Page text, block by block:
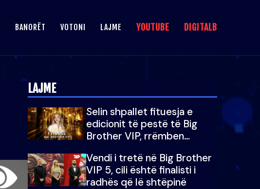
BANORËT VOTONI LAJME YOUTUBE DIGITALB
LAJME
Selin shpallet fituesja e
edicionit të pestë të Big
Brother VIP, rrëmben
mijë eurosh
Vendi i tretë në Big Brother
VIP 5, cili është finalisti i
radhës që lë shtëpinë